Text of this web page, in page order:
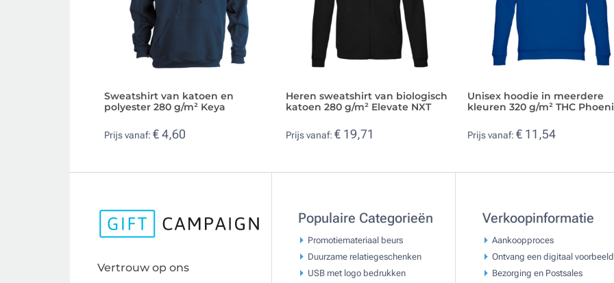
Sweatshirt van katoen en
polyester 280 g/m² Keya
Prijs vanaf: € 4,60
Heren sweatshirt van biologisch
katoen 280 g/m² Elevate NXT
Prijs vanaf: € 19,71
Unisex hoodie in meerdere
kleuren 320 g/m² THC
Prijs vanaf: € 11,54
Vertrouw op ons
Populaire Categorieën
Promotiemateriaal beurs
Duurzame relatiegeschenken
USB met logo bedrukken
Verkoopinformatie
Aankoopproces
Ontvang een digitaal voorbeeld
Bezorging en Postsales